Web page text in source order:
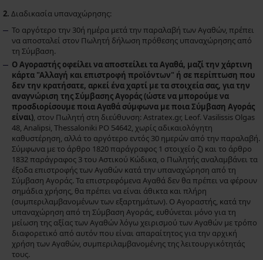
2. Διαδικασία υπαναχώρησης:
Το αργότερο την 30ή ημέρα μετά την παραλαβή των Αγαθών, πρέπει
να αποσταλεί στον Πωλητή δήλωση πρόθεσης υπαναχώρησης από
τη Σύμβαση.
Ο Αγοραστής οφείλει να αποστείλει τα Αγαθά, μαζί την χάρτινη
κάρτα "Αλλαγή και επιστροφή προϊόντων" ή σε περίπτωση που
δεν την κρατήσατε, αρκεί ένα χαρτί με τα στοιχεία σας, για την
αναγνώριση της Σύμβασης Αγοράς (ώστε να μπορούμε να
προσδιορίσουμε ποια Αγαθά σύμφωνα με ποια Σύμβαση Αγοράς
είναι), στον Πωλητή στη διεύθυνση: Astratex.gr, Leof. Vasilissis Olgas
48, Analipsi, Thessaloniki PO 54642, χωρίς αδικαιολόγητη
καθυστέρηση, αλλά το αργότερο εντός 30 ημερών από την παραλαβή.
Σύμφωνα με το άρθρο 1820 παράγραφος 1 στοιχείο ζ) και το άρθρο
1832 παράγραφος 3 του Αστικού Κώδικα, ο Πωλητής αναλαμβάνει τα
έξοδα επιστροφής των Αγαθών κατά την υπαναχώρηση από τη
Σύμβαση Αγοράς. Τα επιστρεφόμενα Αγαθά δεν θα πρέπει να φέρουν
σημάδια χρήσης, θα πρέπει να είναι άθικτα και πλήρη
(συμπεριλαμβανομένων των εξαρτημάτων). Ο Αγοραστής, κατά την
υπαναχώρηση από τη Σύμβαση Αγοράς, ευθύνεται μόνο για τη
μείωση της αξίας των Αγαθών λόγω χειρισμού των Αγαθών με τρόπο
διαφορετικό από αυτόν που είναι απαραίτητος για την αρχική
χρήση των Αγαθών, συμπεριλαμβανομένης της λειτουργικότητάς
τους.